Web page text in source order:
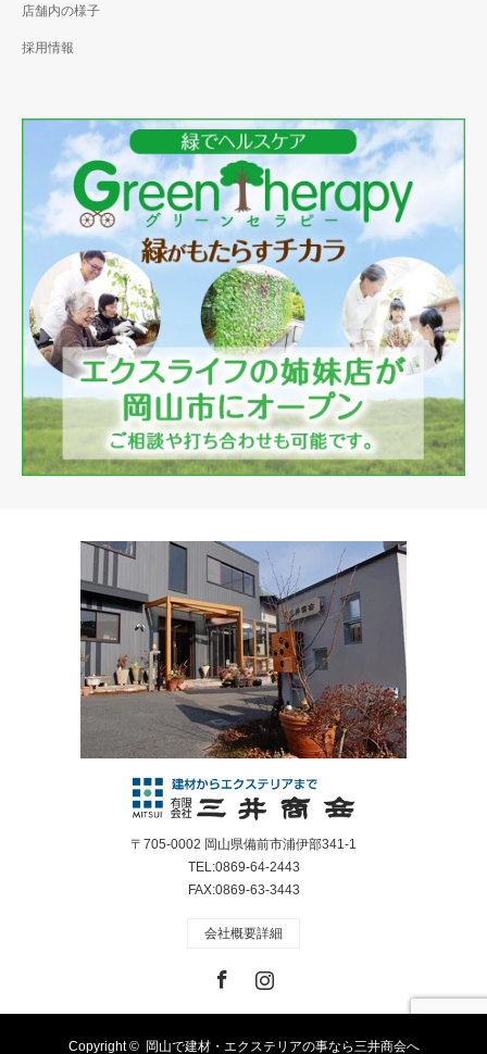
店舗内の様子
採用情報
〒705-0002 岡山県備前市浦伊部341-1
TEL:0869-64-2443
FAX:0869-63-3443
会社概要詳細
Copyright © 岡山で建材・エクステリアの事なら三井商会へ